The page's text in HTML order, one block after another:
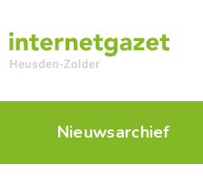
Nieuwsarchief